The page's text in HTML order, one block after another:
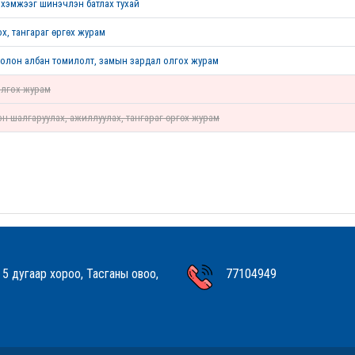
шинэчлэн батлах тухай
тангараг өргөх журам
албан томилолт, замын зардал олгох журам
журам
шалгаруулах, ажиллуулах, тангараг өргөх журам
5 дугаар хороо, Тасганы овоо, 77104949